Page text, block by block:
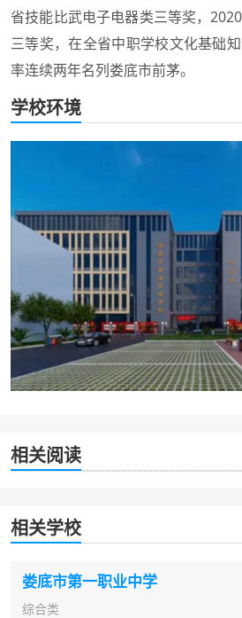
省技能比武电子电器类三等奖，
三等奖，在全省中职学校文化基础
率连续两年名列娄底市前茅。
学校环境
相关阅读
相关学校
娄底市第一职业中学
综合类